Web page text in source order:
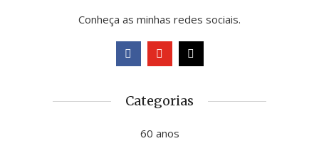
Conheça as minhas redes sociais.
Categorias
60 anos